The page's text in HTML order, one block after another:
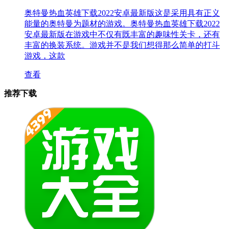
奥特曼热血英雄下载2022安卓最新版这是采用具有正义
能量的奥特曼为题材的游戏。奥特曼热血英雄下载2022
安卓最新版在游戏中不仅有既丰富的趣味性关卡，还有
丰富的换装系统。游戏并不是我们想得那么简单的打斗
游戏，这款
查看
推荐下载